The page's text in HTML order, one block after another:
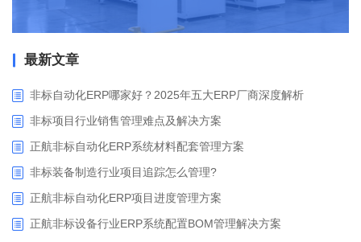
最新文章
非标自动化ERP哪家好？2025年五大ERP厂商深度解析
非标项目行业销售管理难点及解决方案
正航非标自动化ERP系统材料配套管理方案
非标装备制造行业项目追踪怎么管理?
正航非标自动化ERP项目进度管理方案
正航非标设备行业ERP系统配置BOM管理解决方案